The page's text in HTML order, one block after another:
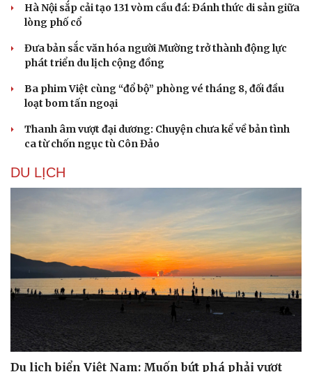
Sản phụ khoa
Nhi khoa
Nam khoa
Làm đẹp - giảm cân
Ăn sạch sống khỏe
Blog
Tình yêu - Gia đình
Hà Nội sắp cải tạo 131 vòm cầu đá: Đánh thức di sản giữa
lòng phố cổ
Đưa bản sắc văn hóa người Mường trở thành động lực
phát triển du lịch cộng đồng
Ba phim Việt cùng “đổ bộ” phòng vé tháng 8, đối đầu
loạt bom tấn ngoại
Thanh âm vượt đại dương: Chuyện chưa kể về bản tình
ca từ chốn ngục tù Côn Đảo
DU LỊCH
Du lịch biển Việt Nam: Muốn bứt phá phải vượt